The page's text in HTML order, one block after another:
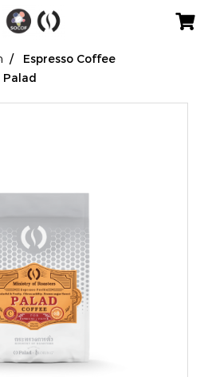
Espresso Coffee
Palad